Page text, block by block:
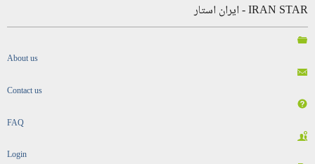
IRAN STAR - ایران استار
About us
Contact us
FAQ
Login